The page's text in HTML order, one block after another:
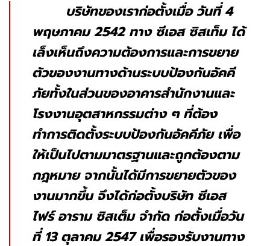
บริษัทของเราก่อตั้งเมื่อ วันที่ 4
พฤษภาคม 2542 ทาง ซีเอส ซิสเท็ม ได้
เล็งเห็นถึงความต้องการและการขยาย
ตัวของงานทางด้านระบบป้องกันอัคคี
ภัยทั้งในส่วนของอาคารสำนักงานและ
โรงงานอุตสาหกรรมต่าง ๆ ที่ต้อง
ทำการติดตั้งระบบป้องกันอัคคีภัย เพื่อ
ให้เป็นไปตามมาตรฐานและถูกต้องตาม
กฎหมาย จากนั้นได้มีการขยายตัวของ
งานมากขึ้น จึงได้ก่อตั้งบริษัท ซีเอส
ไฟร์ อาราม ซิสเต็ม จำกัด ก่อตั้งเมื่อวัน
ที่ 13 ตุลาคม 2547 เพื่อรองรับงานทาง